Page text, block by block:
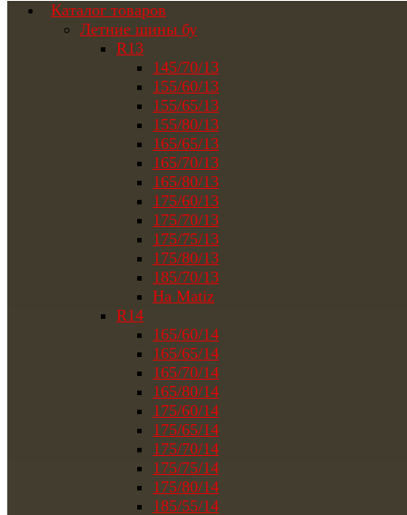
Каталог товаров
Летние шины бу
R13
145/70/13
155/60/13
155/65/13
155/80/13
165/65/13
165/70/13
165/80/13
175/60/13
175/70/13
175/75/13
175/80/13
185/70/13
На Matiz
R14
165/60/14
165/65/14
165/70/14
165/80/14
175/60/14
175/65/14
175/70/14
175/75/14
175/80/14
185/55/14